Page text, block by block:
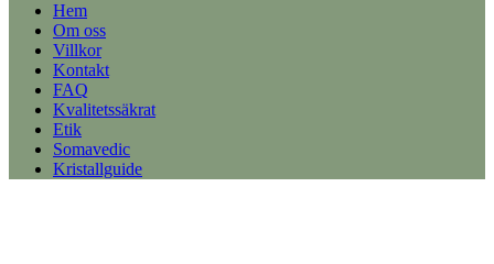
Hem
Om oss
Villkor
Kontakt
FAQ
Kvalitetssäkrat
Etik
Somavedic
Kristallguide